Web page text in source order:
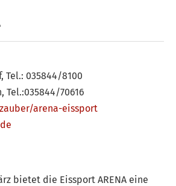
Tel.: 035844/8100
70616
arena-eissport
bietet die Eissport ARENA eine